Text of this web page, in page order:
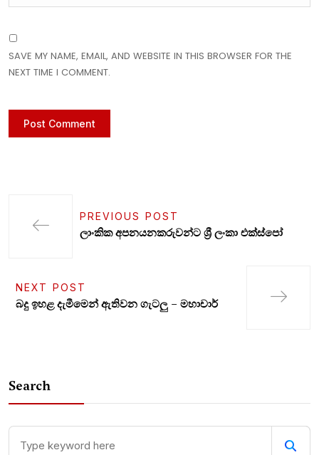
SAVE MY NAME, EMAIL, AND WEBSITE IN THIS BROWSER FOR THE
NEXT TIME I COMMENT.
PREVIOUS POST
ලාංකික අපනයනකරුවන්ට ශ්‍රී ලංකා එක්ස්පෝ
NEXT POST
බදු ඉහළ දැමීමෙන් ඇතිවන ගැටලු – මහාචාර්
Search